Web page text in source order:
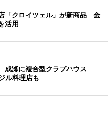
「クロイツェル」が新商品 金
活用
成瀬に複合型クラブハウス
ル料理店も